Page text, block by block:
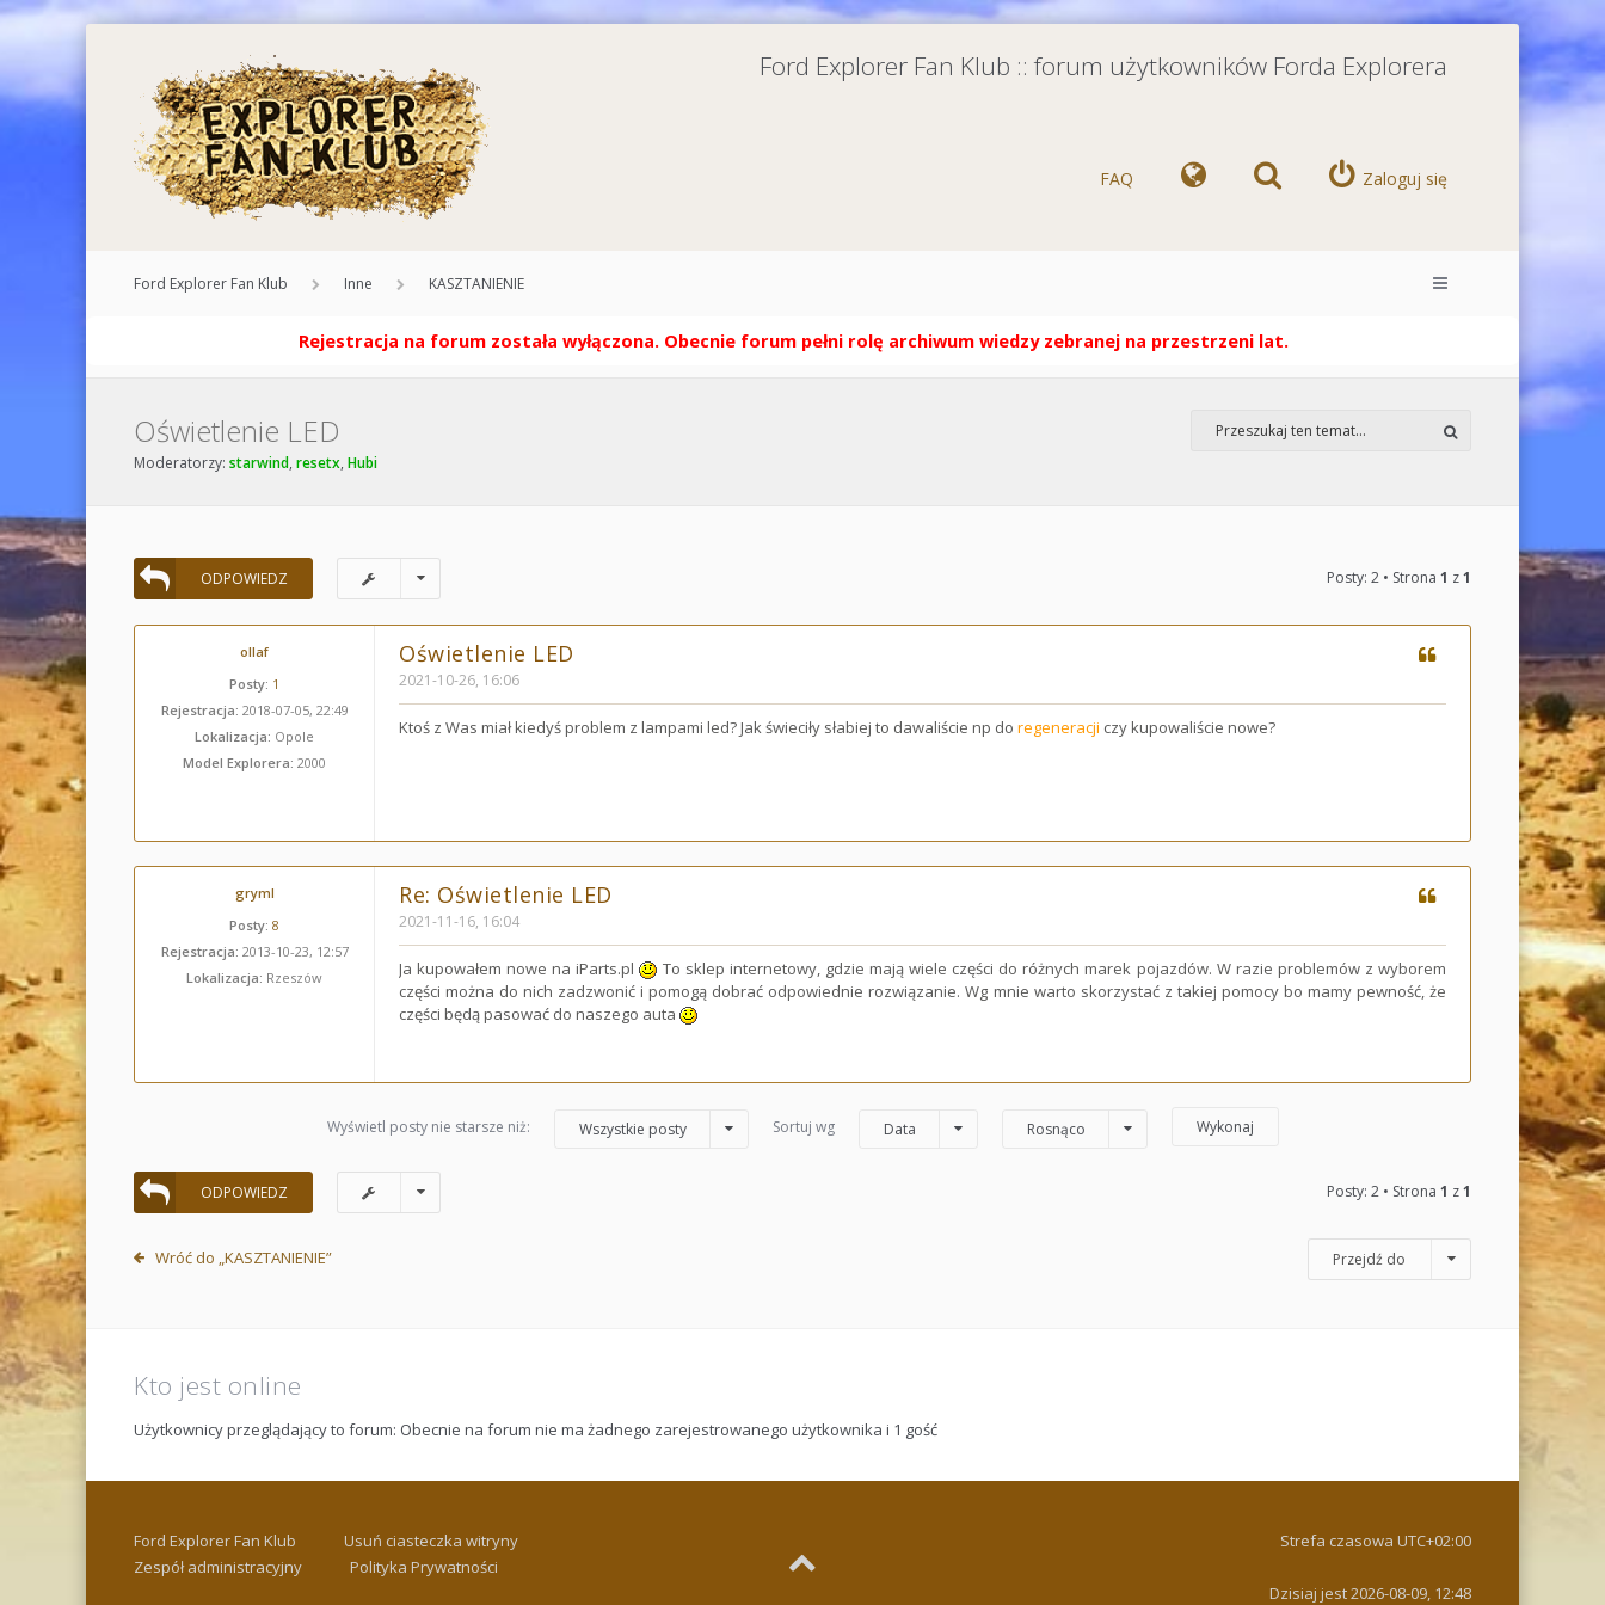
Ford Explorer Fan Klub :: forum użytkowników Forda Explorera
FAQ Zaloguj się
Ford Explorer Fan Klub Inne KASZTANIENIE
Rejestracja na forum została wyłączona. Obecnie forum pełni rolę archiwum wiedzy zebranej na przestrzeni lat.
Oświetlenie LED
Moderatorzy: starwind, resetx, Hubi
ODPOWIEDZ Posty: 2 • Strona 1 z1
ollaf
Posty: 1
Rejestracja: 2018-07-05, 22:49
Lokalizacja: Opole
Model Explorera: 2000
Oświetlenie LED
2021-10-26, 16:06
Ktoś z Was miał kiedyś problem z lampami led? Jak świeciły słabiej to dawaliście np do regeneracji czy kupowaliście nowe?
gryml
Posty: 8
Rejestracja: 2013-10-23, 12:57
Lokalizacja: Rzeszów
Re: Oświetlenie LED
2021-11-16, 16:04
Ja kupowałem nowe na iParts.pl
To sklep internetowy, gdzie mają wiele części do różnych marek pojazdów. W razie problemów z wyborem
części można do nich zadzwonić i pomogą dobrać odpowiednie rozwiązanie. Wg mnie warto skorzystać z takiej pomocy bo mamy pewność, że
części będą pasować do naszego auta
Wyświetl posty nie starsze niż: Wszystkie posty Sortuj wg Data Rosnąco
ODPOWIEDZ Posty: 2 • Strona 1 z1
Wróć do „KASZTANIENIE” Przejdź do
Kto jest online
Użytkownicy przeglądający to forum: Obecnie na forum nie ma żadnego zarejestrowanego użytkownika i 1 gość
Ford Explorer Fan Klub
Usuń ciasteczka witryny
Zespół administracyjny
Polityka Prywatności
Strefa czasowa UTC+02:00
Dzisiaj jest 2026-08-09, 12:48